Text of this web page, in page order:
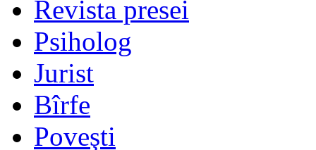
Revista presei
Psiholog
Jurist
Bîrfe
Poveşti